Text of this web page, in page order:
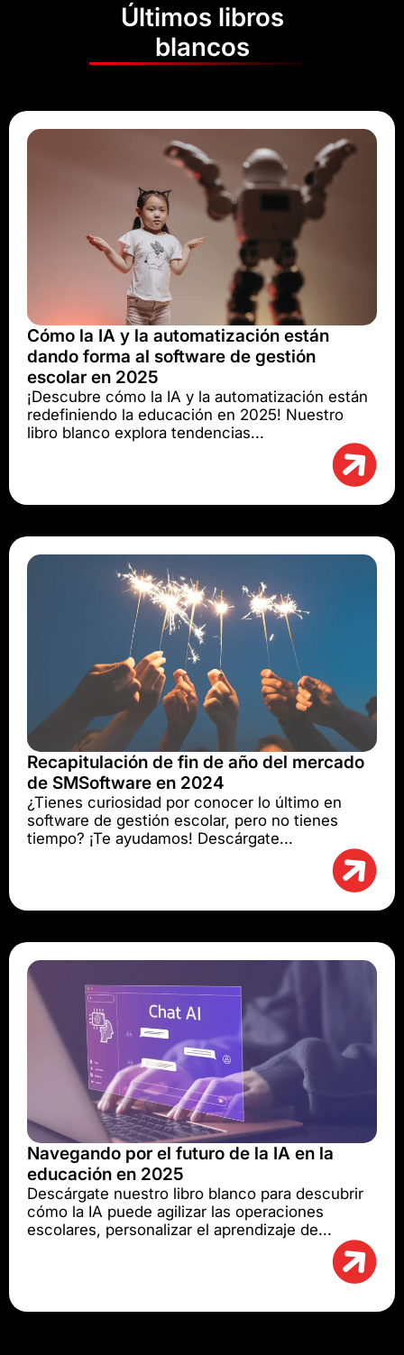
Últimos libros
blancos
Cómo la IA y la automatización están
dando forma al software de gestión
escolar en 2025
¡Descubre cómo la IA y la automatización están
redefiniendo la educación en 2025! Nuestro
libro blanco explora tendencias...
Recapitulación de fin de año del mercado
de SMSoftware en 2024
¿Tienes curiosidad por conocer lo último en
software de gestión escolar, pero no tienes
tiempo? ¡Te ayudamos! Descárgate...
Navegando por el futuro de la IA en la
educación en 2025
Descárgate nuestro libro blanco para descubrir
cómo la IA puede agilizar las operaciones
escolares, personalizar el aprendizaje de...